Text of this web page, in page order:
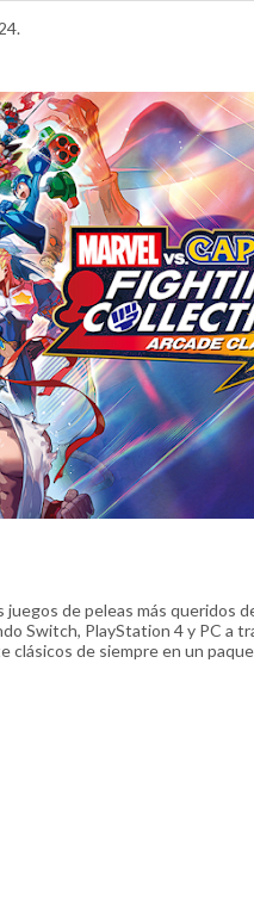
de peleas más queridos
Switch, PlayStation 4 y PC a
de siempre en un